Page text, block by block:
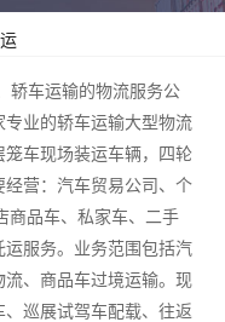
车运输的物流服务公
业的轿车运输大型物流
车现场装运车辆，四轮
营：汽车贸易公司、个
商品车、私家车、二手
服务。业务范围包括汽
、商品车过境运输。现
巡展试驾车配载、往返